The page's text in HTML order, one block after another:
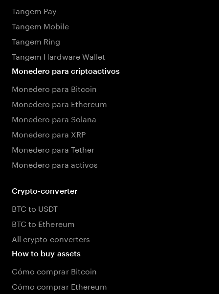
Tangem Pay
Tangem Mobile
Tangem Ring
Tangem Hardware Wallet
Monedero para criptoactivos
Monedero para Bitcoin
Monedero para Ethereum
Monedero para Solana
Monedero para XRP
Monedero para Tether
Monedero para activos
Crypto-converter
BTC to USDT
BTC to Ethereum
All crypto converters
How to buy assets
Cómo comprar Bitcoin
Cómo comprar Ethereum